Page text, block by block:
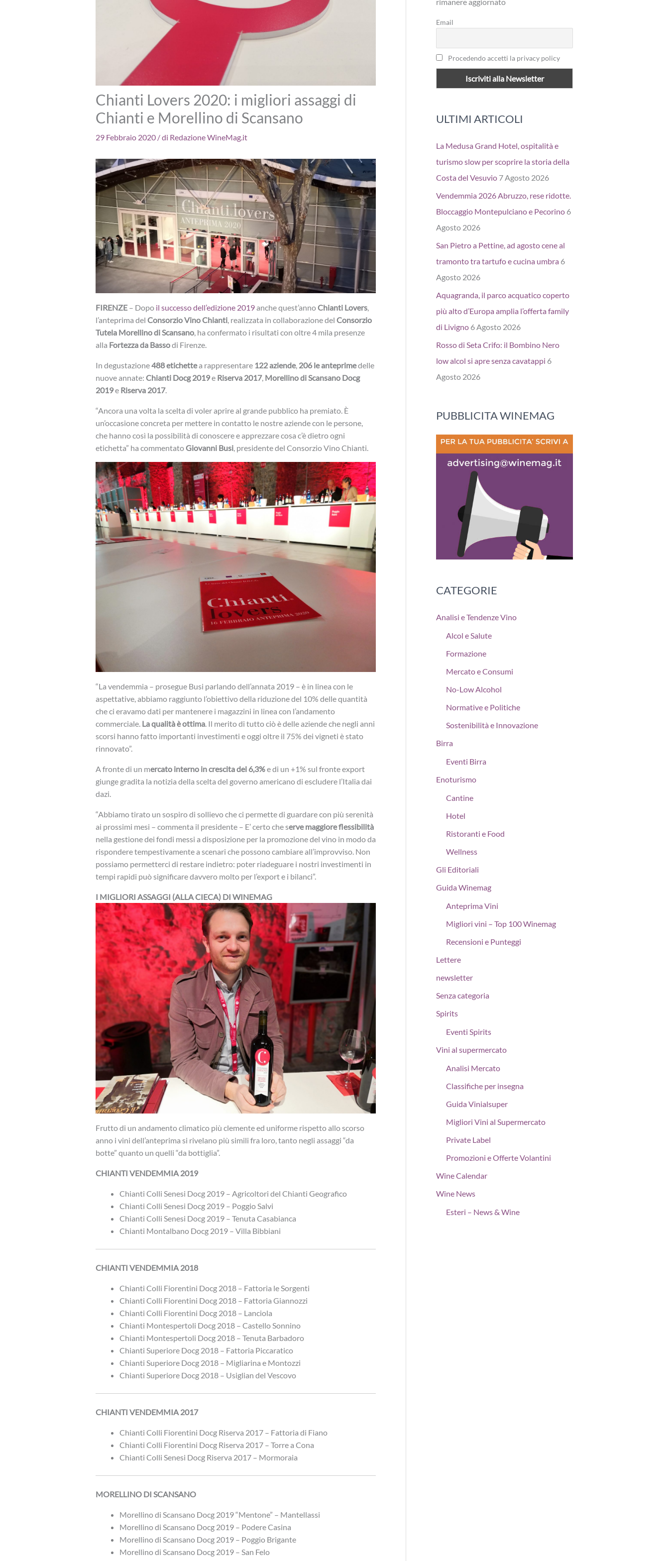
Chianti Lovers 2020: i migliori assaggi di
Chianti e Morellino di Scansano
29 Febbraio 2020 / di Redazione WineMag.it
FIRENZE – Dopo il successo dell’edizione 2019anche quest’annoChianti Lovers,
l’anteprima del Consorzio Vino Chianti, realizzata in collaborazione del Consorzio
Tutela Morellino di Scansano, ha confermato i risultati con oltre 4 mila presenze
alla Fortezza da Bassodi Firenze.
In degustazione488 etichettea rappresentare 122 aziende, 206 le anteprimedelle
nuove annate: Chianti Docg 2019e Riserva 2017, Morellino di Scansano Docg
2019e Riserva 2017.
“Ancora una volta la scelta di voler aprire al grande pubblico ha premiato. È
un’occasione concreta per mettere in contatto le nostre aziende con le persone,
che hanno così la possibilità di conoscere e apprezzare cosa c’è dietro ogni
etichetta” ha commentatoGiovanni Busi, presidente del Consorzio Vino Chianti.
“La vendemmia – prosegue Busi parlando dell’annata 2019 – è in linea con le
aspettative, abbiamo raggiunto l’obiettivo della riduzione del 10% delle quantità
che ci eravamo dati per mantenere i magazzini in linea con l’andamento
commerciale. La qualità è ottima. Il merito di tutto ciò è delle aziende che negli anni
scorsi hanno fatto importanti investimenti e oggi oltre il 75% dei vigneti è stato
rinnovato”.
A fronte di un mercato interno in crescita del 6,3%e di un +1% sul fronte export
giunge gradita la notizia della scelta del governo americano di escludere l’Italia dai
dazi.
“Abbiamo tirato un sospiro di sollievo che ci permette di guardare con più serenità
ai prossimi mesi – commenta il presidente – E’ certo che serve maggiore flessibilità
nella gestione dei fondi messi a disposizione per la promozione del vino in modo da
rispondere tempestivamente a scenari che possono cambiare all’improvviso. Non
possiamo permetterci di restare indietro: poter riadeguare i nostri investimenti in
tempi rapidi può significare davvero molto per l’export e i bilanci”.
I MIGLIORI ASSAGGI (ALLA CIECA) DI WINEMAG
Frutto di un andamento climatico più clemente ed uniforme rispetto allo scorso
anno i vini dell’anteprima si rivelano più simili fra loro, tanto negli assaggi “da
botte” quanto un quelli “da bottiglia”.
CHIANTI VENDEMMIA 2019
Chianti Colli Senesi Docg 2019 – Agricoltori del Chianti Geografico
Chianti Colli Senesi Docg 2019 – Poggio Salvi
Chianti Colli Senesi Docg 2019 – Tenuta Casabianca
Chianti Montalbano Docg 2019 – Villa Bibbiani
CHIANTI VENDEMMIA 2018
Chianti Colli Fiorentini Docg 2018 – Fattoria le Sorgenti
Chianti Colli Fiorentini Docg 2018 – Fattoria Giannozzi
Chianti Colli Fiorentini Docg 2018 – Lanciola
Chianti Montespertoli Docg 2018 – Castello Sonnino
Chianti Montespertoli Docg 2018 – Tenuta Barbadoro
Chianti Superiore Docg 2018 – Fattoria Piccaratico
Chianti Superiore Docg 2018 – Migliarina e Montozzi
Chianti Superiore Docg 2018 – Usiglian del Vescovo
CHIANTI VENDEMMIA 2017
Chianti Colli Fiorentini Docg Riserva 2017 – Fattoria di Fiano
Chianti Colli Fiorentini Docg Riserva 2017 – Torre a Cona
Chianti Colli Senesi Docg Riserva 2017 – Mormoraia
MORELLINO DI SCANSANO
Morellino di Scansano Docg 2019 “Mentone” – Mantellassi
Morellino di Scansano Docg 2019 – Podere Casina
Morellino di Scansano Docg 2019 – Poggio Brigante
Morellino di Scansano Docg 2019 – San Felo
Email
Procedendo accetti la privacy policy
ULTIMI ARTICOLI
La Medusa Grand Hotel, ospitalità e
turismo slow per scoprire la storia della
Costa del Vesuvio 7 Agosto 2026
Vendemmia 2026 Abruzzo, rese ridotte.
Bloccaggio Montepulciano e Pecorino 6
Agosto 2026
San Pietro a Pettine, ad agosto cene al
tramonto tra tartufo e cucina umbra 6
Agosto 2026
Aquagranda, il parco acquatico coperto
più alto d’Europa amplia l’offerta family
di Livigno 6 Agosto 2026
Rosso di Seta Crifo: il Bombino Nero
low alcol si apre senza cavatappi 6
Agosto 2026
PUBBLICITA WINEMAG
CATEGORIE
Analisi e Tendenze Vino
Alcol e Salute
Formazione
Mercato e Consumi
No-Low Alcohol
Normative e Politiche
Sostenibilità e Innovazione
Birra
Eventi Birra
Enoturismo
Cantine
Hotel
Ristoranti e Food
Wellness
Gli Editoriali
Guida Winemag
Anteprima Vini
Migliori vini – Top 100 Winemag
Recensioni e Punteggi
Lettere
newsletter
Senza categoria
Spirits
Eventi Spirits
Vini al supermercato
Analisi Mercato
Classifiche per insegna
Guida Vinialsuper
Migliori Vini al Supermercato
Private Label
Promozioni e Offerte Volantini
Wine Calendar
Wine News
Esteri – News & Wine